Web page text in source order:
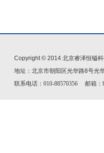
Copyright © 2014 北京睿泽恒镒
地址：北京市朝阳区光华路8号
联系电话：010-88570356 邮箱：